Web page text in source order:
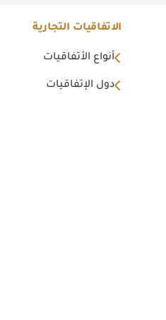
الاتفاقيات التجارية
أنواع الأتفاقيات
دول الإتفاقيات